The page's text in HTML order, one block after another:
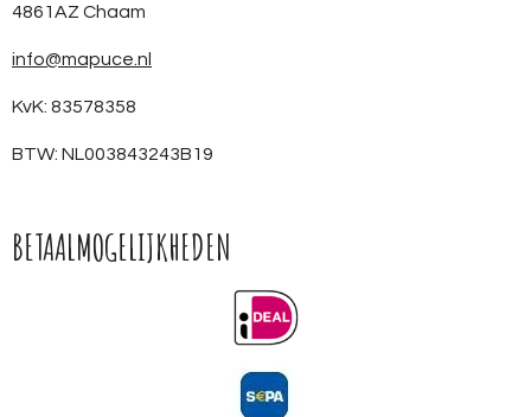
4861AZ Chaam
info@mapuce.nl
KvK: 83578358
BTW: NL003843243B19
BETAALMOGELIJKHEDEN